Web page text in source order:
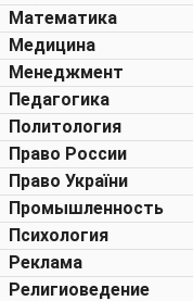
Математика
Медицина
Менеджмент
Педагогика
Политология
Право России
Право України
Промышленность
Психология
Реклама
Религиоведение